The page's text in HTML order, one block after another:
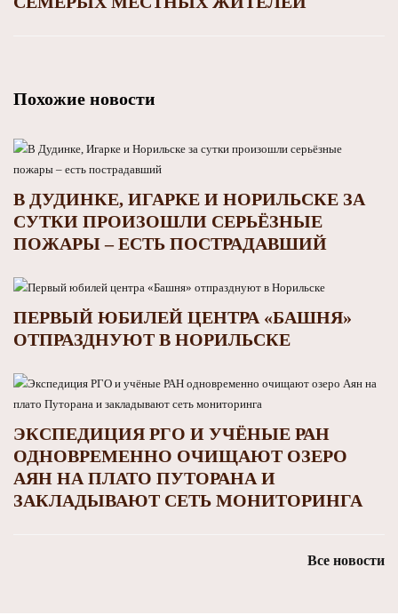
Похожие новости
В ДУДИНКЕ, ИГАРКЕ И НОРИЛЬСКЕ ЗА
СУТКИ ПРОИЗОШЛИ СЕРЬЁЗНЫЕ
ПОЖАРЫ – ЕСТЬ ПОСТРАДАВШИЙ
ПЕРВЫЙ ЮБИЛЕЙ ЦЕНТРА «БАШНЯ»
ОТПРАЗДНУЮТ В НОРИЛЬСКЕ
ЭКСПЕДИЦИЯ РГО И УЧЁНЫЕ РАН
ОДНОВРЕМЕННО ОЧИЩАЮТ ОЗЕРО
АЯН НА ПЛАТО ПУТОРАНА И
ЗАКЛАДЫВАЮТ СЕТЬ МОНИТОРИНГА
Все новости